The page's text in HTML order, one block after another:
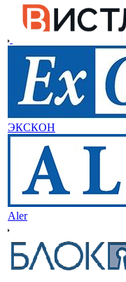
ЭКСКОН
Aler